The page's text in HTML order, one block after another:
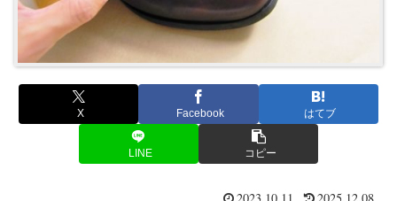
X Facebook はてブ
LINE コピー